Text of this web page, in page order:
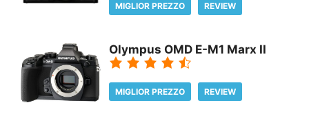
MIGLIOR PREZZO REVIEW
Olympus OMD E-M1 Marx II
MIGLIOR PREZZO REVIEW